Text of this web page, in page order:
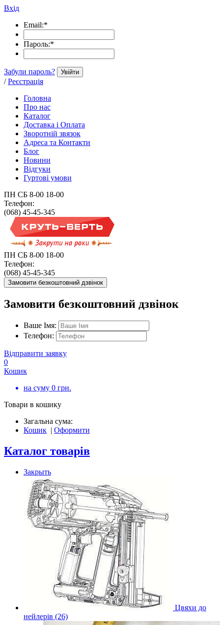
Вхід
Email:*
Пароль:*
Забули пароль? Увійти
/ Реєстрація
Головна
Про нас
Каталог
Доставка і Оплата
Зворотній звязок
Адреса та Контакти
Блог
Новини
Відгуки
Гуртові умови
ПН СБ 8-00 18-00
Телефон:
(068) 45-45-345
ПН СБ 8-00 18-00
Телефон:
(068) 45-45-345
Замовити безкоштовний дзвінок
Замовити безкоштовний дзвінок
Ваше Імя:
Телефон:
Відправити заявку
0
Кошик
на суму 0 грн.
Товари в кошику
Загальна сума:
Кошик | Оформити
Каталог товарів
Закрыть
Цвяхи до
нейлерів (26)